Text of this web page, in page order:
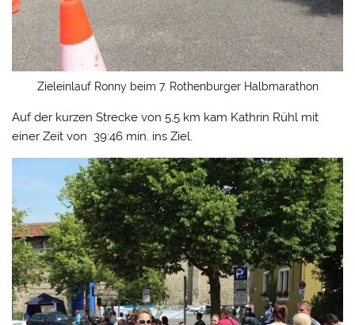
Zieleinlauf Ronny beim 7. Rothenburger Halbmarathon
Auf der kurzen Strecke von 5,5 km kam Kathrin Rühl mit
einer Zeit von 39:46 min. ins Ziel.